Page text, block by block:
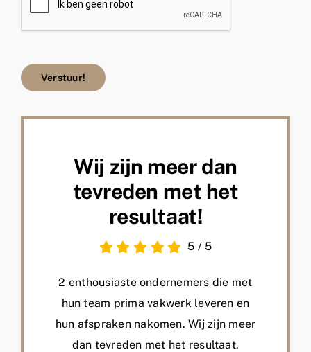
Verstuur!
Wij zijn meer dan
tevreden met het
resultaat!
5 / 5
2 enthousiaste ondernemers die met
hun team prima vakwerk leveren en
hun afspraken nakomen. Wij zijn meer
dan tevreden met het resultaat.